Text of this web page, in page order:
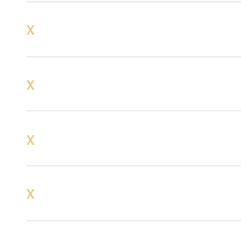
x
x
x
x